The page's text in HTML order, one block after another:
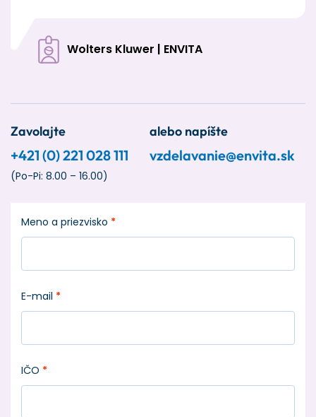
Wolters Kluwer | ENVITA
Zavolajte
+421 (0) 221 028 111
(Po-Pi: 8.00 – 16.00)
alebo napíšte
vzdelavanie@envita.sk
Meno a priezvisko *
E-mail *
IČO *